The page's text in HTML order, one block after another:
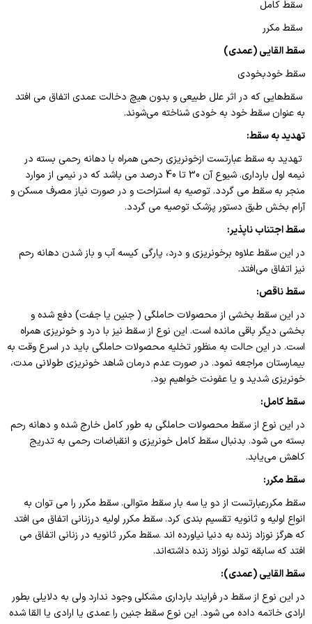
سقط کامل
سقط مکرر
سقط القایی (عمدی)
سقط خودبخودی
سقط‌هایی که در اثر علل طبیعی و بدون هیچ دخالت عمدی اتفاق می افتد
به عنوان سقط خود به خودی شناخته می‌شوند.
تهدید به سقط:
تهدید به سقط عبارتست ازخونریزی رحمی همراه با دهانه رحمی بسته در
نیمه اول بارداری. شیوع آن 30 تا 40 درصد می باشد که در نیمی از موارد
منجر به سقط می گردد. توصیه به استراحت و در صورت نیاز مصرف مسکن و
آرام بخش طبق دستور پزشک توصیه می گردد.
سقط اجتناب ناپذیر:
در این سقط علاوه برخونریزی و درد، پارگی کیسه آب و باز شدن دهانه رحم
نیز اتفاق می‌افتد.
سقط ناقص:
در این سقط بخشی از محصولات حاملگی ( جنین یا جفت) دفع شده و
بخشی دیگر باقی مانده است. این نوع از سقط نیز با درد و خونریزی همراه
است. در این حالت به منظور تخلیه محصولات حاملگی باید در اسرع وقت به
بیمارستان مراجعه نمود. در صورت عدم درمان شاهد خونریزی طولانی مدت،
خونریزی شدید و یا عفونت خواهیم بود.
سقط کامل:
در این نوع از سقط محصولات حاملگی به طور کامل خارج شده و دهانه رحم
بسته می شود. بدنبال سقط کامل خونریزی و انقباضات رحمی به تدریج
کاهش می‌یابد.
سقط مکرر:
سقط مکررعبارتست از دو یا سه بار سقط متوالی. سقط مکرر را می توان به
انواع اولیه و ثانویه تقسیم بندی کرد. سقط مکرر اولیه درزنانی اتفاق می افتد
که هرگز نوزاد زنده به دنیا نیاورده اند .سقط مکرر ثانویه در زنانی اتفاق می
افتد که سابقه تولد نوزاد زنده داشته‌اند.
سقط القایی (عمدی):
در این نوع از سقط در فرایند بارداری مشکلی وجود ندارد ولی به دلایلی بطور
ارادی خاتمه داده می شود. این نوع سقط جنین را عمدی یا ارادی یا القا شده